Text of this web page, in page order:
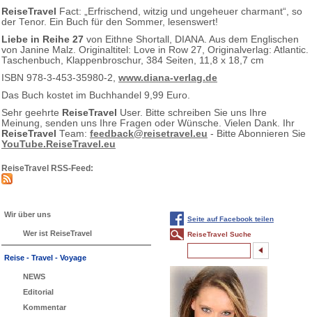
ReiseTravel Fact: „Erfrischend, witzig und ungeheuer charmant“, so
der Tenor. Ein Buch für den Sommer, lesenswert!
Liebe in Reihe 27 von Eithne Shortall, DIANA. Aus dem Englischen
von Janine Malz. Originaltitel: Love in Row 27, Originalverlag: Atlantic.
Taschenbuch, Klappenbroschur, 384 Seiten, 11,8 x 18,7 cm
ISBN 978-3-453-35980-2, www.diana-verlag.de
Das Buch kostet im Buchhandel 9,99 Euro.
Sehr geehrte ReiseTravel User. Bitte schreiben Sie uns Ihre
Meinung, senden uns Ihre Fragen oder Wünsche. Vielen Dank. Ihr
ReiseTravel Team: feedback@reisetravel.eu - Bitte Abonnieren Sie
YouTube.ReiseTravel.eu
ReiseTravel RSS-Feed:
Wir über uns
Wer ist ReiseTravel
Reise - Travel - Voyage
NEWS
Editorial
Kommentar
Seite auf Facebook teilen
ReiseTravel Suche